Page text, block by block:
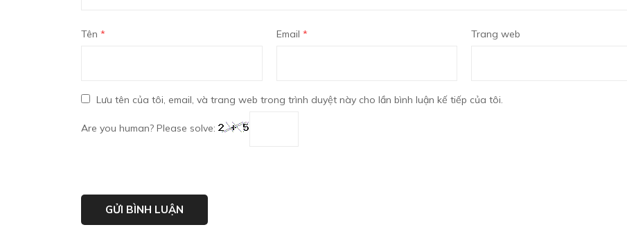
Tên * Email * Trang web
Lưu tên của tôi, email, và trang web trong trình duyệt này cho lần bình luận kế tiếp của tôi.
Are you human? Please solve: